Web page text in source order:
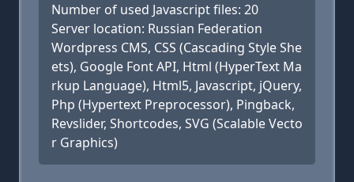
Number of used Javascript files: 20
Server location: Russian Federation
Wordpress CMS, CSS (Cascading Style She
ets), Google Font API, Html (HyperText Ma
rkup Language), Html5, Javascript, jQuery,
Php (Hypertext Preprocessor), Pingback,
Revslider, Shortcodes, SVG (Scalable Vecto
r Graphics)